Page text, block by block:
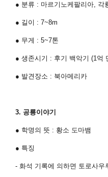
● 분류 : 마르기노케팔리아, 각
● 길이 : 7~8m
● 무게 : 5~7톤
●생존시기 : 후기 백악기(1억
● 발견장소 : 북아메리카
3. 공룡이야기
● 학명의 뜻 : 황소 도마뱀
● 특징
- 화석 기록에 의하면 토로사